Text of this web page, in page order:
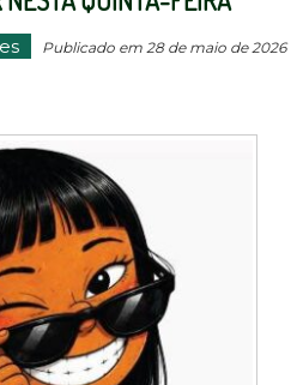
Publicado em 28 de maio de 2026